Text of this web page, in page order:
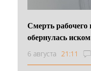
Смерть рабочего
обернулась
6 августа 21:11